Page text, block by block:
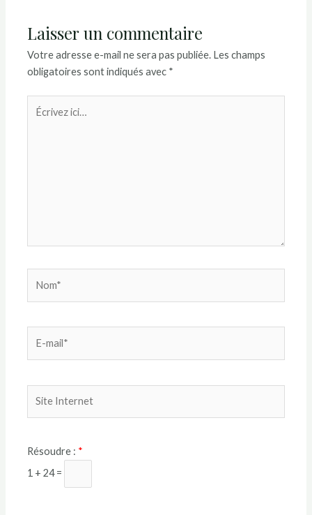
Laisser un commentaire
Votre adresse e-mail ne sera pas publiée. Les champs
obligatoires sont indiqués avec *
Résoudre : *
1 + 24 =